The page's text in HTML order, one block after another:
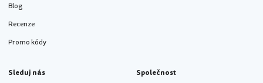
Blog
Recenze
Promo kódy
Sleduj nás Společnost